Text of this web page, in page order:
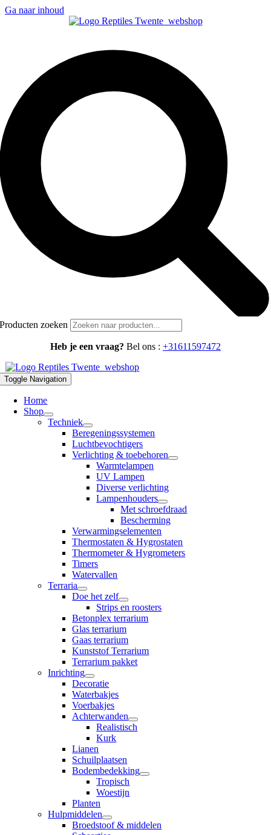
Ga naar inhoud
Producten zoeken
Heb je een vraag? Bel ons : +31611597472
Toggle Navigation
Home
Shop
Techniek
Beregeningssystemen
Luchtbevochtigers
Verlichting & toebehoren
Warmtelampen
UV Lampen
Diverse verlichting
Lampenhouders
Met schroefdraad
Bescherming
Verwarmingselementen
Thermostaten & Hygrostaten
Thermometer & Hygrometers
Timers
Watervallen
Terraria
Doe het zelf
Strips en roosters
Betonplex terrarium
Glas terrarium
Gaas terrarium
Kunststof Terrarium
Terrarium pakket
Inrichting
Decoratie
Waterbakjes
Voerbakjes
Achterwanden
Realistisch
Kurk
Lianen
Schuilplaatsen
Bodembedekking
Tropisch
Woestijn
Planten
Hulpmiddelen
Broedstoof & middelen